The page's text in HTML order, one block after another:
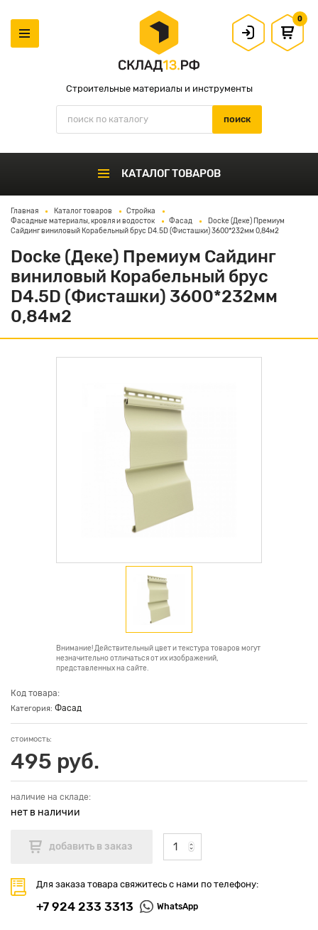
Строительные материалы и инструменты
0
КАТАЛОГ ТОВАРОВ
Главная Каталог товаров
Стройка
Фасадные материалы, кровля и водосток
Фасад
Docke (Деке) Премиум
Сайдинг виниловый Корабельный брус D4.5D (Фисташки) 3600*232мм 0,84м2
Docke (Деке) Премиум Сайдинг
виниловый Корабельный брус
D4.5D (Фисташки) 3600*232мм
0,84м2
Внимание! Действительный цвет и текстура товаров могут
незначительно отличаться от их изображений,
представленных на сайте.
Код товара:
Категория: Фасад
стоимость:
495 руб.
наличие на складе:
нет в наличии
Для заказа товара свяжитесь с нами по телефону:
+7 924 233 3313 WhatsApp